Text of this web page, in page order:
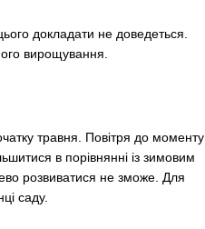
докладати не доведеться.
вирощування.
травня. Повітря до моменту
в порівнянні із зимовим
розвиватися не зможе. Для
саду.